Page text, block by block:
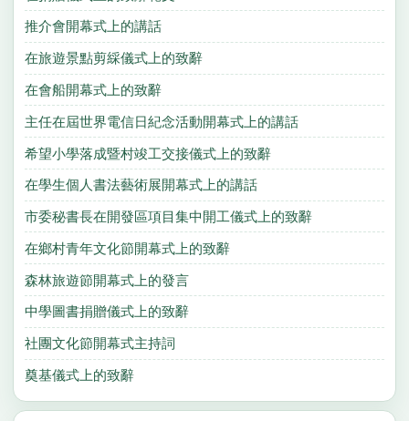
推介會開幕式上的講話
在旅遊景點剪綵儀式上的致辭
在會船開幕式上的致辭
主任在屆世界電信日紀念活動開幕式上的講話
希望小學落成暨村竣工交接儀式上的致辭
在學生個人書法藝術展開幕式上的講話
市委秘書長在開發區項目集中開工儀式上的致辭
在鄉村青年文化節開幕式上的致辭
森林旅遊節開幕式上的發言
中學圖書捐贈儀式上的致辭
社團文化節開幕式主持詞
奠基儀式上的致辭